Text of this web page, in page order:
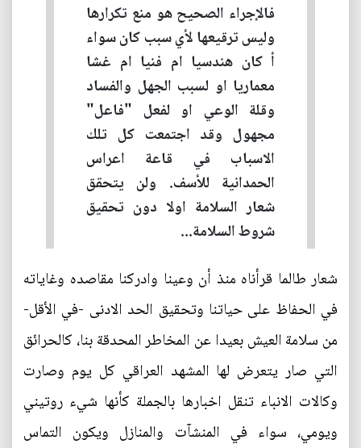
فالإجراء الصحيح هو منع تكرارها
وليس ترقيعها لأي سبب كان سواء
أ كان هندسيا ام فنيا ام غشا
معماريا او لسبب الجهل والفساد
وقلة الوعي او لفعل "فاعل"
مجهول وقد اجتمعت كل تلك
الاسباب في قاعة اعراس
الحمدانية للأسف. ولن يتحقق
شعار السلامة اولا دون تحقيق
شروط السلامة...
شعار طالما قرأناه منذ أن وعينا وادركنا مقاصده وغاياته
في الحفاظ على حياتنا وتحقيق الحد الادنى -في الأقل-
من سلامة العيش بعيدا عن المخاطر المحدقة بنا، كالحرائق
التي صار يتعرض لها المشهد العراقي كل يوم وصارت
وكالات الانباء تنقل اخبارها بالجملة كأنها شيء روتيني
ويومي، سواء في المنشآت والمنازل ويكون التماس